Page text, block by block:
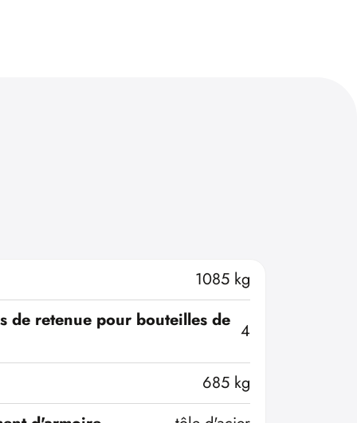
1085 kg
de retenue pour bouteilles de 4
685 kg